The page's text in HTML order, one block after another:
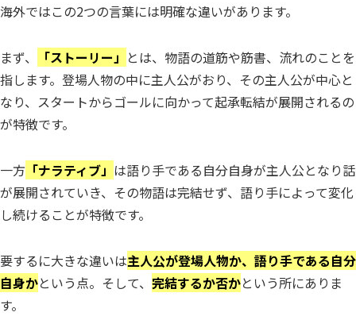
海外ではこの2つの言葉には明確な違いがあります。
まず、 「ストーリー」 とは、物語の道筋や筋書、流れのことを
指します。登場人物の中に主人公がおり、その主人公が中心と
なり、スタートからゴールに向かって起承転結が展開されるの
が特徴です。
一方 「ナラティブ」 は語り手である自分自身が主人公となり話
が展開されていき、その物語は完結せず、語り手によって変化
し続けることが特徴です。
要するに大きな違いは主人公が登場人物か、語り手である自分
自身かという点。そして、 完結するか否かという所にありま
す。